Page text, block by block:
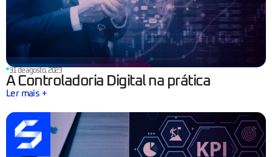
31 de agosto, 2023
A Controladoria Digital na prática
Ler mais +